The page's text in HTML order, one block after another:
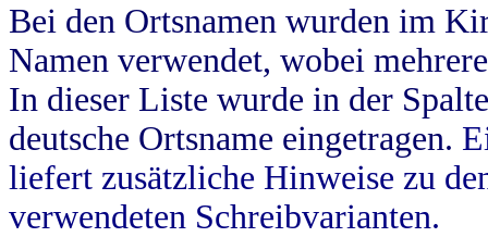
Bei den Ortsnamen wurden im
Namen verwendet, wobei
In dieser Liste wurde in der
deutsche Ortsname eingetragen.
liefert zusätzliche Hinweise zu
verwendeten Schreibvarianten.